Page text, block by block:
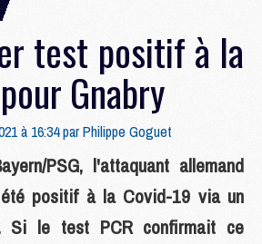
test positif à la
Gnabry
à 16:34 parPhilippe Goguet
PSG, l'attaquant allemand
positif à la Covid-19 via un
Si le test PCR confirmait ce